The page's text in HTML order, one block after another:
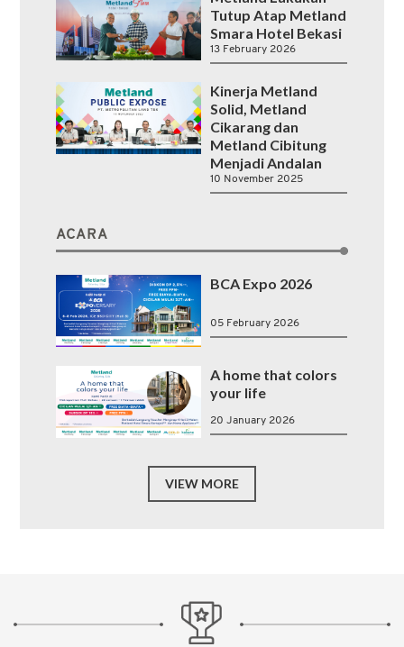
Tutup Atap Metland
Smara Hotel Bekasi
13 February 2026
Kinerja Metland
Solid, Metland
Cikarang dan
Metland Cibitung
Menjadi Andalan
10 November 2025
ACARA
BCA Expo 2026
05 February 2026
A home that colors
your life
20 January 2026
VIEW MORE